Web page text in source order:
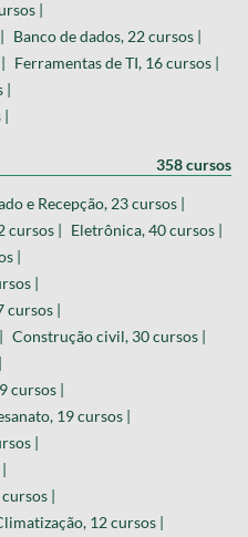
|
Banco de dados, 22 cursos |
Ferramentas de TI, 16 cursos |
|
|
358 cursos
e Recepção, 23 cursos |
cursos | Eletrônica, 40 cursos |
|
|
cursos |
Construção civil, 30 cursos |
cursos |
19 cursos |
|
|
12 cursos |